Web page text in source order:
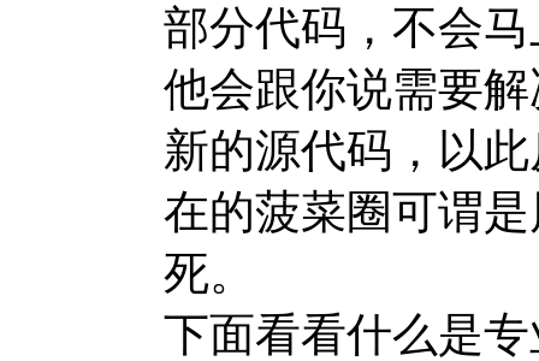
部分代码，不会
他会跟你说需要
新的源代码，以
在的菠菜圈可谓
死。
下面看看什么是